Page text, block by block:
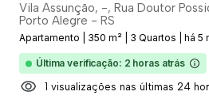
Vila Assunção, -, Rua Doutor
Porto Alegre - RS
Apartamento 350 m² 3 Quartos há 5
Última verificação: 2 horas atrás
1 visualizações nas últimas 24